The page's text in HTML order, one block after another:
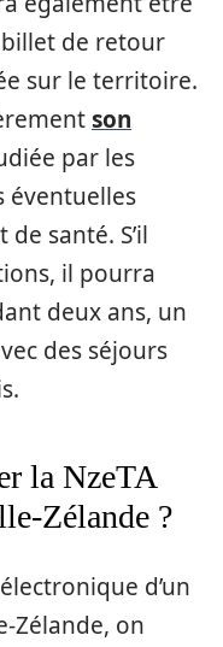
de retour
sur le territoire.
son
par les
éventuelles
santé. S’il
il pourra
deux ans, un
des séjours
la NzeTA
Zélande ?
d’un
Zélande, on